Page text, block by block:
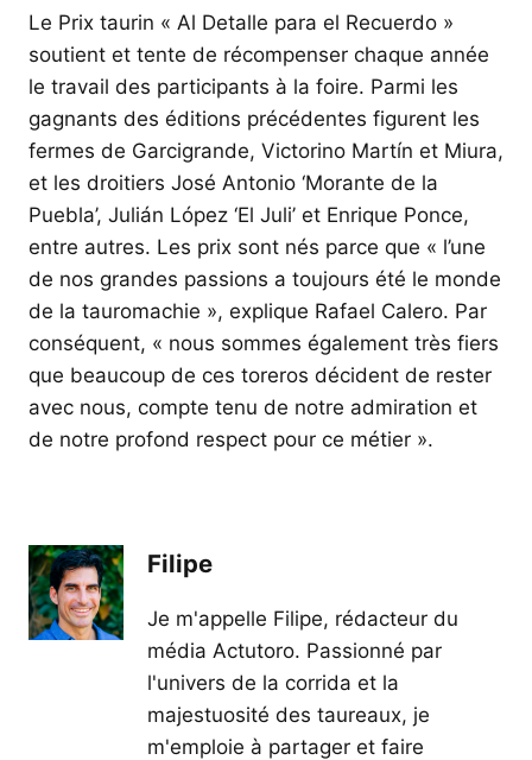
Le Prix taurin « Al Detalle para el Recuerdo »
soutient et tente de récompenser chaque année
le travail des participants à la foire. Parmi les
gagnants des éditions précédentes figurent les
fermes de Garcigrande, Victorino Martín et Miura,
et les droitiers José Antonio ‘Morante de la
Puebla’, Julián López ‘El Juli’ et Enrique Ponce,
entre autres. Les prix sont nés parce que « l’une
de nos grandes passions a toujours été le monde
de la tauromachie », explique Rafael Calero. Par
conséquent, « nous sommes également très fiers
que beaucoup de ces toreros décident de rester
avec nous, compte tenu de notre admiration et
de notre profond respect pour ce métier ».
Filipe
Je m'appelle Filipe, rédacteur du
média Actutoro. Passionné par
l'univers de la corrida et la
majestuosité des taureaux, je
m'emploie à partager et faire